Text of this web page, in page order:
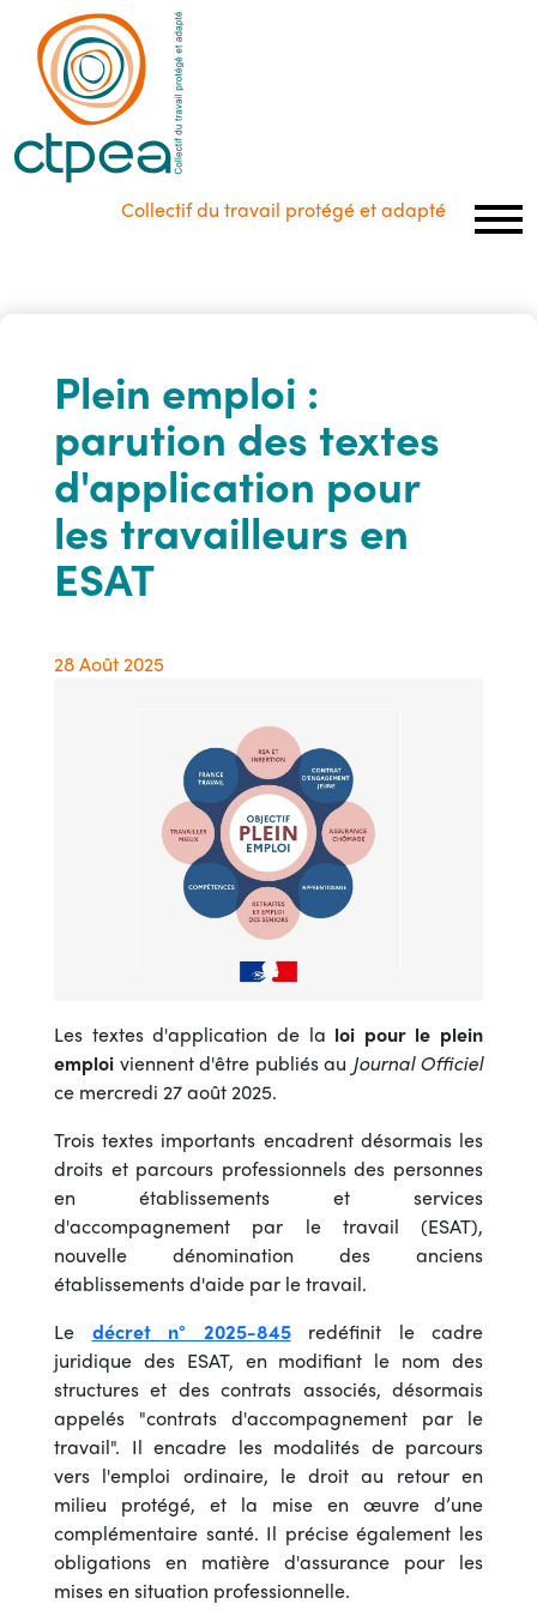
Collectif du travail protégé et adapté
Plein emploi :
parution des textes
d'application pour
les travailleurs en
ESAT
28 Août 2025
Les textes d'application de la loi pour le plein
emploi viennent d'être publiés au Journal Officiel
ce mercredi 27 août 2025.
Trois textes importants encadrent désormais les
droits et parcours professionnels des personnes
en établissements et services
d'accompagnement par le travail (ESAT),
nouvelle dénomination des anciens
établissements d'aide par le travail.
Le décret n° 2025-845redéfinit le cadre
juridique des ESAT, en modifiant le nom des
structures et des contrats associés, désormais
appelés "contrats d'accompagnement par le
travail". Il encadre les modalités de parcours
vers l'emploi ordinaire, le droit au retour en
milieu protégé, et la mise en œuvre d’une
complémentaire santé. Il précise également les
obligations en matière d'assurance pour les
mises en situation professionnelle.
Panneau de gestion des cookies